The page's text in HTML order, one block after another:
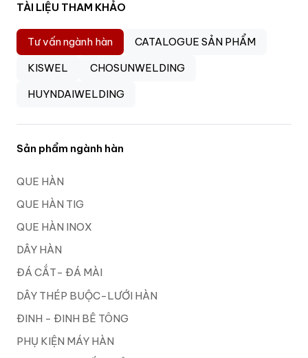
TÀI LIỆU THAM KHẢO
Tư vấn ngành hàn
CATALOGUE SẢN PHẨM
KISWEL
CHOSUNWELDING
HUYNDAIWELDING
Sản phẩm ngành hàn
QUE HÀN
QUE HÀN TIG
QUE HÀN INOX
DÂY HÀN
ĐÁ CẮT- ĐÁ MÀI
DÂY THÉP BUỘC-LƯỚI HÀN
ĐINH - ĐINH BÊ TÔNG
PHỤ KIỆN MÁY HÀN